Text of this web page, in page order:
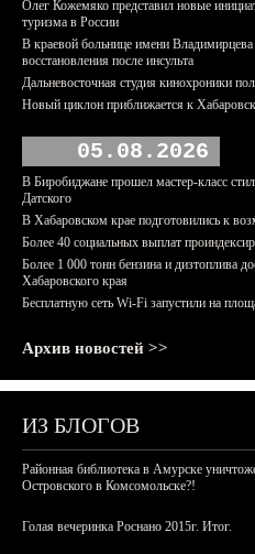
Олег Кожемяко представил новые
туризма в России
В краевой больнице имени
восстановления после инсульта
Дальневосточная студия кинохроники
Новый циклон приближается к
05.08.2026
В Биробиджане прошел мастер-класс
Датского
В Хабаровском крае подготовились к
Более 40 социальных выплат
Более 1 000 тонн бензина и дизтоплива
Хабаровского края
Бесплатную сеть Wi-Fi запустили на
Архив новостей >>
ИЗ БЛОГОВ
Районная библиотека в Амурске
Островского в Комсомольске?!
Голая вечеринка Роснано 2015г. Итог.